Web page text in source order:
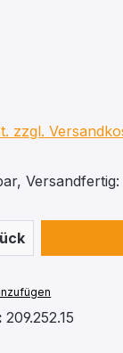
zzgl.
Versandfertig:
Gib
209.252.15